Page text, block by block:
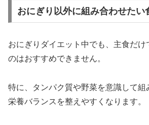
おにぎり以外に組み合わせたい
おにぎりダイエット中でも、主食だけ
のはおすすめできません。
特に、タンパク質や野菜を意識して組
栄養バランスを整えやすくなります。